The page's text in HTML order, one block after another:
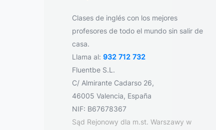
Clases de inglés con los mejores
profesores de todo el mundo sin salir de
casa.
Llama al: 932 712 732
Fluentbe S.L.
C/ Almirante Cadarso 26,
46005 Valencia, España
NIF: B67678367
Sąd Rejonowy dla m.st. Warszawy w